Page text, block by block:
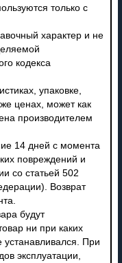
только с
характер и не
кодекса
упаковке,
ценах, может как
производителем
14 дней с момента
повреждений и
со статьей 502
Возврат
будут
ни при каких
устанавливался. При
эксплуатации,